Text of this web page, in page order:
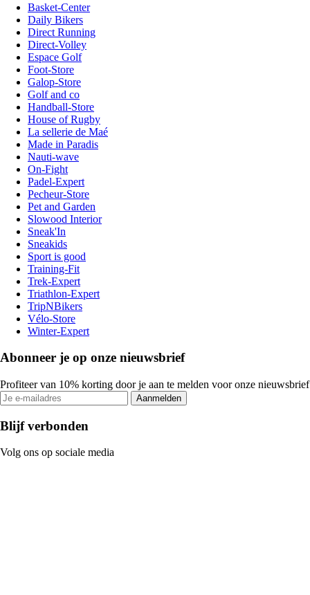
Basket-Center
Daily Bikers
Direct Running
Direct-Volley
Espace Golf
Foot-Store
Galop-Store
Golf and co
Handball-Store
House of Rugby
La sellerie de Maé
Made in Paradis
Nauti-wave
On-Fight
Padel-Expert
Pecheur-Store
Pet and Garden
Slowood Interior
Sneak'In
Sneakids
Sport is good
Training-Fit
Trek-Expert
Triathlon-Expert
TripNBikers
Vélo-Store
Winter-Expert
Abonneer je op onze nieuwsbrief
Profiteer van 10% korting door je aan te melden voor onze nieuwsbrief
Aanmelden
Blijf verbonden
Volg ons op sociale media